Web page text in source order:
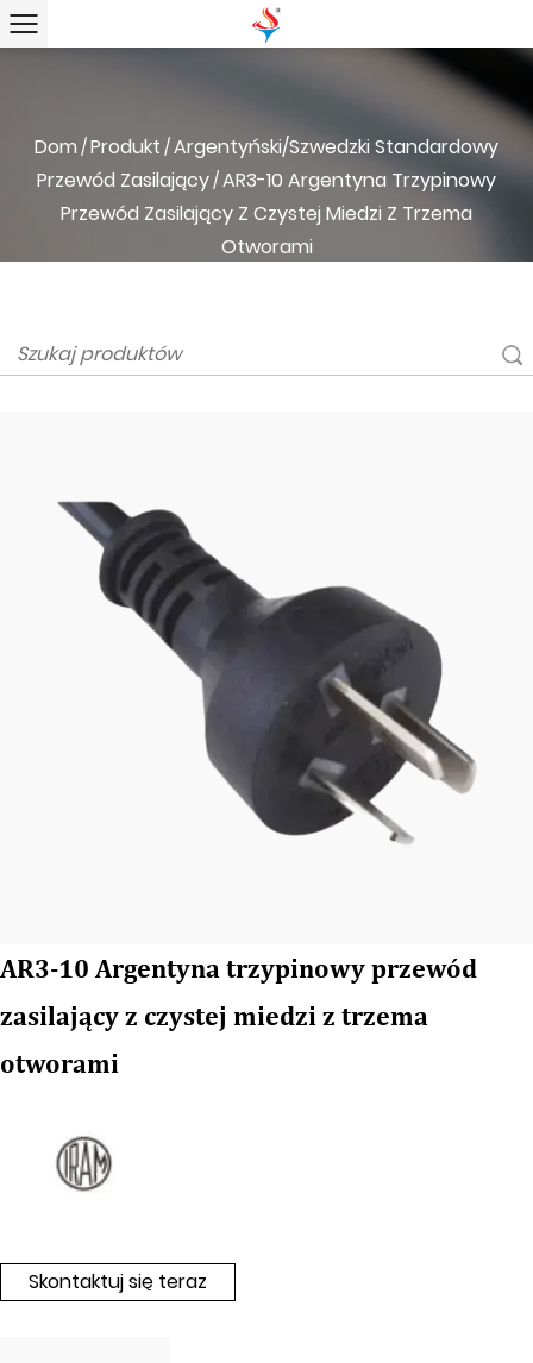
Dom /Produkt /Argentyński/szwedzki Standardowy
Przewód Zasilający/AR3-10 Argentyna Trzypinowy
Przewód Zasilający Z Czystej Miedzi Z Trzema
Otworami
AR3-10 Argentyna trzypinowy przewód
zasilający z czystej miedzi z trzema
otworami
Skontaktuj się teraz